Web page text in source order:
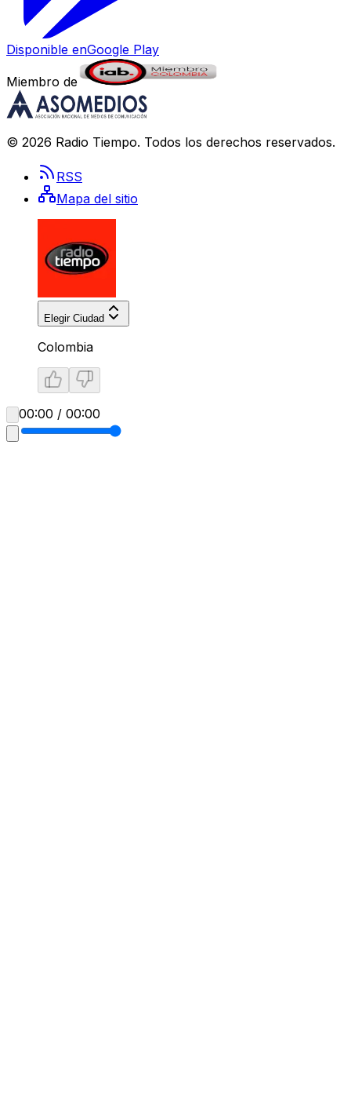
Disponible enGoogle Play
Miembro de
© 2026 Radio Tiempo. Todos los derechos reservados.
RSS
Mapa del sitio
Elegir Ciudad
Colombia
00:00 / 00:00